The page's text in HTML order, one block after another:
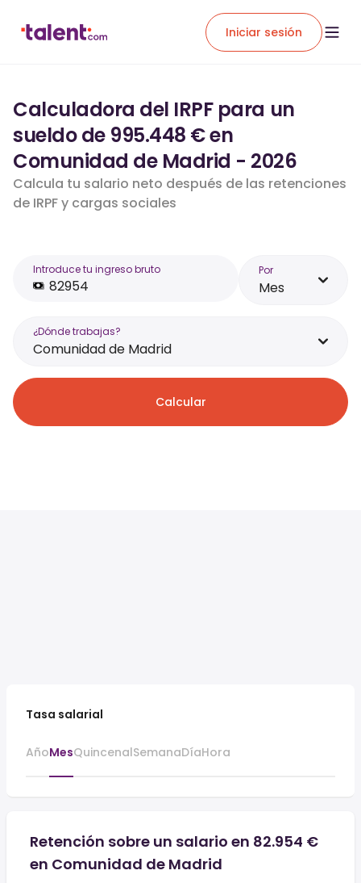
Iniciar sesión
Calculadora del IRPF para un
sueldo de 995.448 € en
Comunidad de Madrid - 2026
Calcula tu salario neto después de las retenciones
de IRPF y cargas sociales
Introduce tu ingreso bruto Por
Mes
¿Dónde trabajas?
Comunidad de Madrid
Calcular
Tasa salarial
AñoMesQuincenalSemanaDíaHora
Retención sobre un salario en 82.954 €
en Comunidad de Madrid